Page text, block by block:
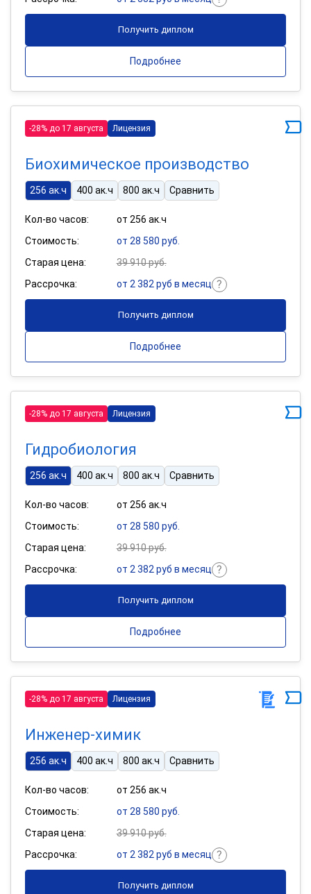
Получить диплом
Подробнее
-28% до 17 августа Лицензия
Биохимическое производство
256 ак.ч 400 ак.ч 800 ак.ч Сравнить
Кол-во часов:
от 256 ак.ч
Стоимость:
от 28 580 руб.
Старая цена:
39 910 руб.
Рассрочка:
от 2 382 руб в месяц
Получить диплом
Подробнее
-28% до 17 августа Лицензия
Гидробиология
256 ак.ч 400 ак.ч 800 ак.ч Сравнить
Кол-во часов:
от 256 ак.ч
Стоимость:
от 28 580 руб.
Старая цена:
39 910 руб.
Рассрочка:
от 2 382 руб в месяц
Получить диплом
Подробнее
-28% до 17 августа Лицензия
Инженер-химик
256 ак.ч 400 ак.ч 800 ак.ч Сравнить
Кол-во часов:
от 256 ак.ч
Стоимость:
от 28 580 руб.
Старая цена:
39 910 руб.
Рассрочка:
от 2 382 руб в месяц
Получить диплом